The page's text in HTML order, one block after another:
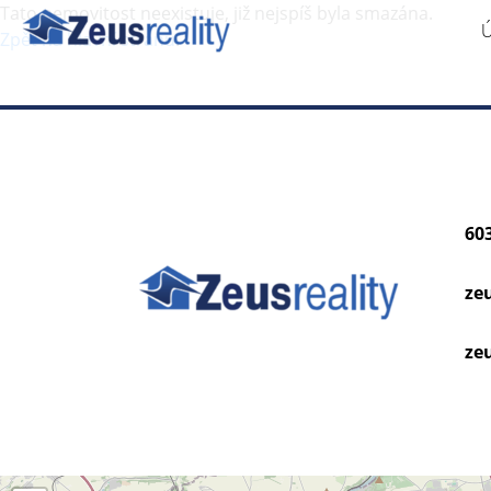
Tato nemovitost neexistuje, již nejspíš byla smazána.
Zpět na hlavní stranu.